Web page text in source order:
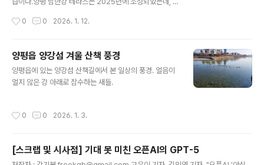
씨라 한적하지만 남한강, 산, 하늘이 어우러진 풍경을 보면
0 0 2026. 1. 12.
양평읍 양강섬 겨울 산책 풍경
양평읍에 있는 양강섬 산책길에서 본 일상의 풍경. 얼음이
얼지 않은 강 아래로 잠수하는 새들.
0 0 2026. 1. 3.
[스크랩 및 시사점] 기대 못 미친 오픈AI의 GPT-5